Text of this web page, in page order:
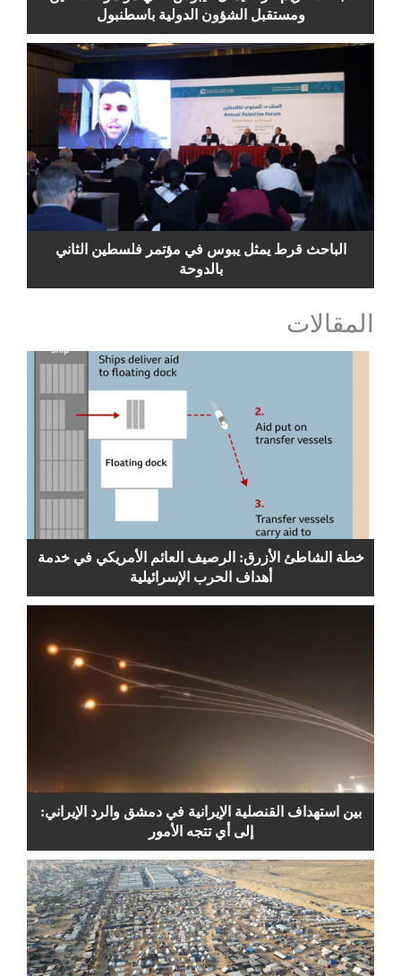
ومستقبل الشؤون الدولية باسطنبول
الباحث قرط يمثل يبوس في مؤتمر فلسطين الثاني
بالدوحة
المقالات
خطة الشاطئ الأزرق: الرصيف العائم الأمريكي في خدمة
أهداف الحرب الإسرائيلية
بين استهداف القنصلية الإيرانية في دمشق والرد الإيراني:
إلى أي تتجه الأمور